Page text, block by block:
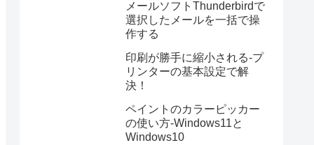
メールソフトThunderbirdで
選択したメールを一括で操
作する
印刷が勝手に縮小される-プ
リンターの基本設定で解
決！
ペイントのカラーピッカー
の使い方-Windows11と
Windows10